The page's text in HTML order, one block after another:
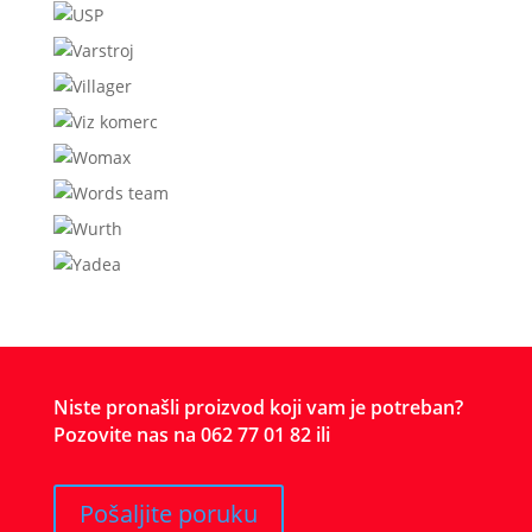
Niste pronašli proizvod koji vam je potreban?
Pozovite nas na 062 77 01 82 ili
Pošaljite poruku